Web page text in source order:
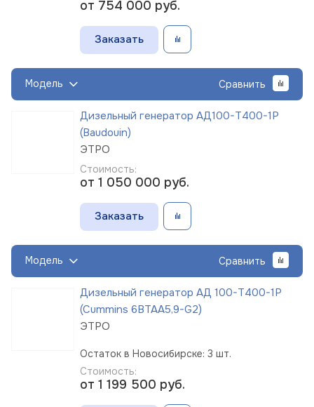
от 754 000 руб.
Заказать
Модель Сравнить
Дизельный генератор АД100-Т400-1Р
(Baudouin)
ЭТРО
Стоимость:
от 1 050 000 руб.
Заказать
Модель Сравнить
Дизельный генератор АД 100-Т400-1Р
(Cummins 6BTAA5,9-G2)
ЭТРО
Остаток в Новосибирске: 3 шт.
Стоимость:
от 1 199 500 руб.